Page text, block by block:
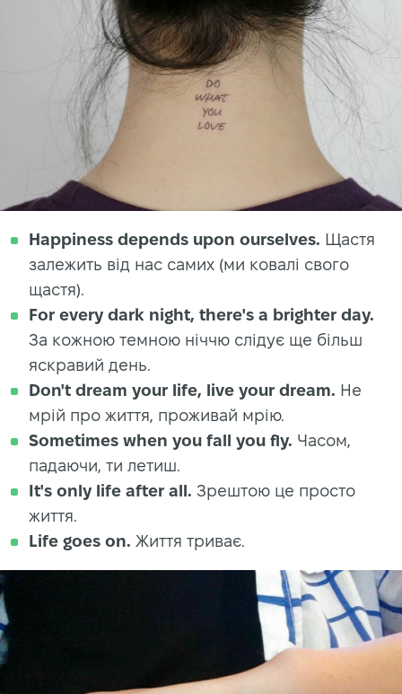
Happiness depends upon ourselves. Щастя
залежить від нас самих (ми ковалі свого
щастя).
For every dark night, there's a brighter day.
За кожною темною ніччю слідує ще більш
яскравий день.
Don't dream your life, live your dream. Не
мрій про життя, проживай мрію.
Sometimes when you fall you fly. Часом,
падаючи, ти летиш.
It's only life after all. Зрештою це просто
життя.
Life goes on. Життя триває.